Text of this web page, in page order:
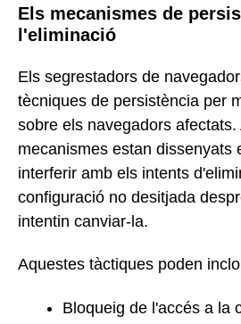
Els mecanismes de
l'eliminació
Els segrestadors de
tècniques de persistència per
sobre els navegadors afectats.
mecanismes estan dissenyats
interferir amb els intents
configuració no desitjada
intentin canviar-la.
Aquestes tàctiques poden
Bloqueig de l'accés a la